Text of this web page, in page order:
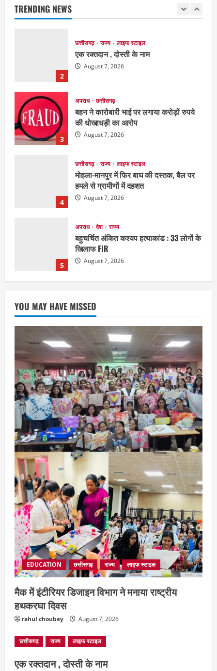
TRENDING NEWS
2
3
बहन ने कारोबारी भाई पर लगाया करोड़ों रुपये
की धोखाधड़ी का आरोप
August 7, 2026
4
छत्तीसगढ़ राज्य
मोहला-मानपुर में फिर बाघ की दस्तक, बैल पर
हमले से ग्रामीणों में दहशत
August 7, 2026
5
अपराध देश राज्य
बहुचर्चित अंकित कश्यप हत्याकांड : 33 लोगों के
खिलाफ FIR
August 7, 2026
1
EDUCATION छत्तीसगढ़
मैक में इंटीरियर डिजाइन विभाग ने मनाया
राष्ट्रीय हथकरघा दिवस
August 7, 2026
2
एक रक्तदान , दोस्ती के नाम
August 7, 2026
3
अपराध छत्तीसगढ़
बहन ने कारोबारी भाई पर लगाया करोड़ों रुपये
की धोखाधड़ी का आरोप
August 7, 2026
4
छत्तीसगढ़ राज्य लाइफ स्टाइल
मोहला-मानपुर में फिर बाघ की दस्तक, बैल पर
हमले से ग्रामीणों में दहशत
August 7, 2026
YOU MAY HAVE MISSED
EDUCATION छत्तीसगढ़ राज्य लाइफ स्टाइल
मैक में इंटीरियर डिजाइन विभाग ने मनाया राष्ट्रीय
हथकरघा दिवस
rahul choubey August 7, 2026
छत्तीसगढ़ राज्य लाइफ स्टाइल
एक रक्तदान , दोस्ती के नाम